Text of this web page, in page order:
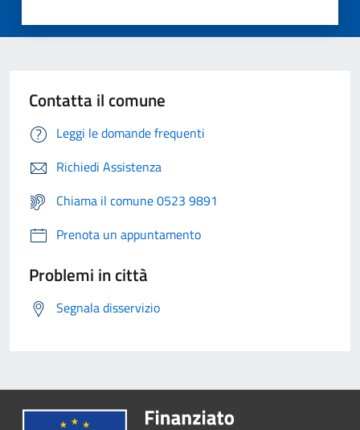
Contatta il comune
Leggi le domande frequenti
Richiedi Assistenza
Chiama il comune 0523 9891
Prenota un appuntamento
Problemi in città
Segnala disservizio